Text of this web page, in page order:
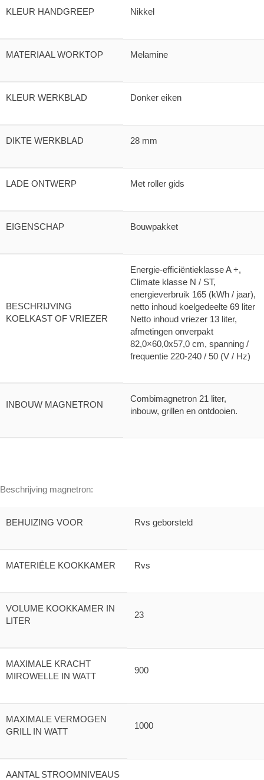
KLEUR HANDGREEP Nikkel
MATERIAAL WORKTOP Melamine
KLEUR WERKBLAD Donker eiken
DIKTE WERKBLAD 28 mm
LADE ONTWERP Met roller gids
EIGENSCHAP Bouwpakket
BESCHRIJVING
KOELKAST OF VRIEZER
Energie-efficiëntieklasse A +,
Climate klasse N / ST,
energieverbruik 165 (kWh / jaar),
netto inhoud koelgedeelte 69 liter
Netto inhoud vriezer 13 liter,
afmetingen onverpakt
82,0×60,0x57,0 cm, spanning /
frequentie 220-240 / 50 (V / Hz)
INBOUW MAGNETRON
Combimagnetron 21 liter,
inbouw, grillen en ontdooien.
Beschrijving magnetron:
BEHUIZING VOOR Rvs geborsteld
MATERIËLE KOOKKAMER Rvs
VOLUME KOOKKAMER IN
LITER
23
MAXIMALE KRACHT
MIROWELLE IN WATT
900
MAXIMALE VERMOGEN
GRILL IN WATT
1000
AANTAL STROOMNIVEAUS